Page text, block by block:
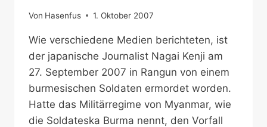
Von Hasenfus 1. Oktober 2007
Wie verschiedene Medien berichteten, ist
der japanische Journalist Nagai Kenji am
27. September 2007 in Rangun von einem
burmesischen Soldaten ermordet worden.
Hatte das Militärregime von Myanmar, wie
die Soldateska Burma nennt, den Vorfall